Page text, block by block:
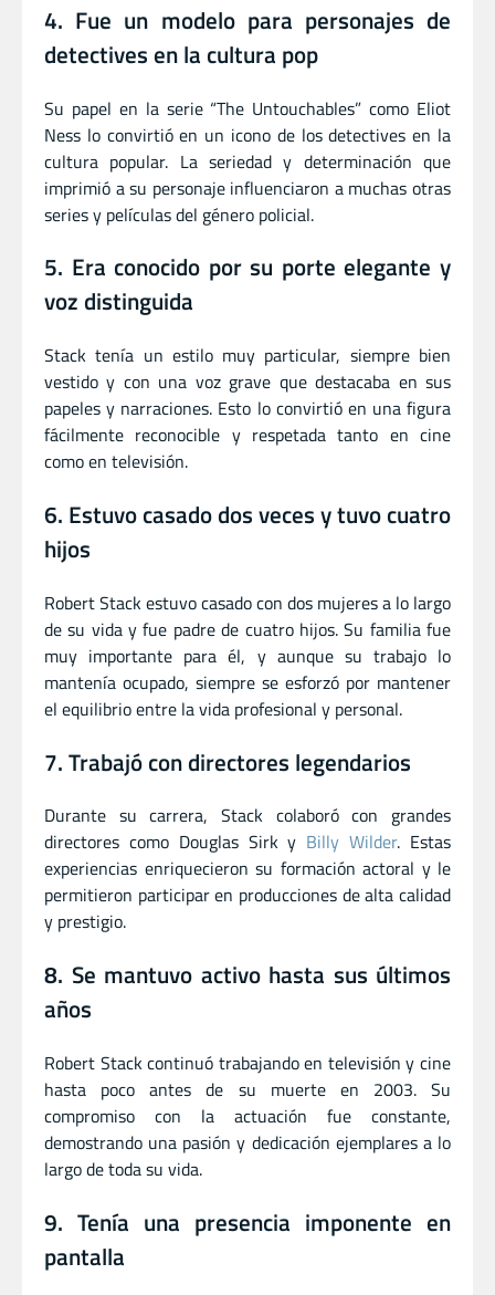
4. Fue un modelo para personajes de
detectives en la cultura pop
Su papel en la serie “The Untouchables” como Eliot
Ness lo convirtió en un icono de los detectives en la
cultura popular. La seriedad y determinación que
imprimió a su personaje influenciaron a muchas otras
series y películas del género policial.
5. Era conocido por su porte elegante y
voz distinguida
Stack tenía un estilo muy particular, siempre bien
vestido y con una voz grave que destacaba en sus
papeles y narraciones. Esto lo convirtió en una figura
fácilmente reconocible y respetada tanto en cine
como en televisión.
6. Estuvo casado dos veces y tuvo cuatro
hijos
Robert Stack estuvo casado con dos mujeres a lo largo
de su vida y fue padre de cuatro hijos. Su familia fue
muy importante para él, y aunque su trabajo lo
mantenía ocupado, siempre se esforzó por mantener
el equilibrio entre la vida profesional y personal.
7. Trabajó con directores legendarios
Durante su carrera, Stack colaboró con grandes
directores como Douglas Sirk y Billy Wilder. Estas
experiencias enriquecieron su formación actoral y le
permitieron participar en producciones de alta calidad
y prestigio.
8. Se mantuvo activo hasta sus últimos
años
Robert Stack continuó trabajando en televisión y cine
hasta poco antes de su muerte en 2003. Su
compromiso con la actuación fue constante,
demostrando una pasión y dedicación ejemplares a lo
largo de toda su vida.
9. Tenía una presencia imponente en
pantalla